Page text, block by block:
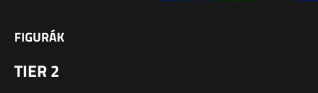
FIGURÁK
TIER 2